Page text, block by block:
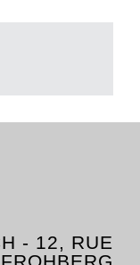
- 12, RUE